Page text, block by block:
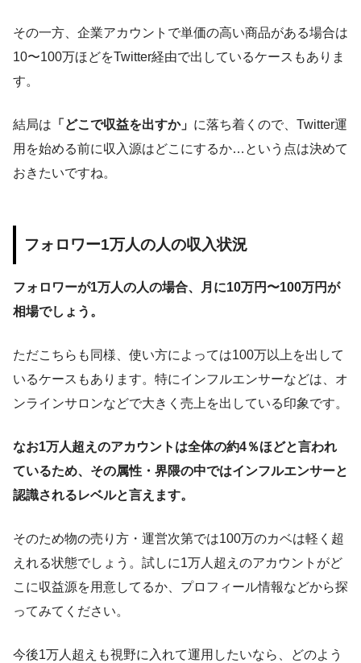
その一方、企業アカウントで単価の高い商品がある場合は
10〜100万ほどをTwitter経由で出しているケースもありま
す。
結局は 「どこで収益を出すか」 に落ち着くので、Twitter運
用を始める前に収入源はどこにするか…という点は決めて
おきたいですね。
フォロワー1万人の人の収入状況
フォロワーが1万人の人の場合、月に10万円〜100万円が
相場でしょう。
ただこちらも同様、使い方によっては100万以上を出して
いるケースもあります。特にインフルエンサーなどは、オ
ンラインサロンなどで大きく売上を出している印象です。
なお1万人超えのアカウントは全体の約4％ほどと言われ
ているため、その属性・界隈の中ではインフルエンサーと
認識されるレベルと言えます。
そのため物の売り方・運営次第では100万のカベは軽く超
えれる状態でしょう。試しに1万人超えのアカウントがど
こに収益源を用意してるか、プロフィール情報などから探
ってみてください。
今後1万人超えも視野に入れて運用したいなら、どのよう